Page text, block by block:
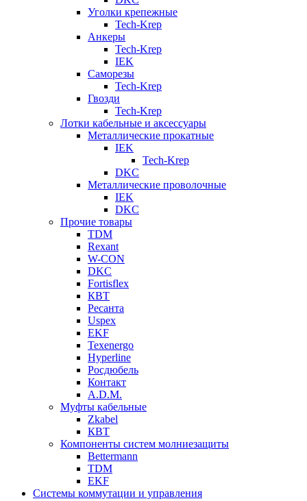
Уголки крепежные
Tech-Krep
Анкеры
Tech-Krep
IEK
Саморезы
Tech-Krep
Гвозди
Tech-Krep
Лотки кабельные и аксессуары
Металлические прокатные
IEK
Tech-Krep
DKC
Металлические проволочные
IEK
DKC
Прочие товары
TDM
Rexant
W-CON
DKC
Fortisflex
КВТ
Ресанта
Uspex
EKF
Texenergo
Hyperline
Росдюбель
Контакт
A.D.M.
Муфты кабельные
Zkabel
КВТ
Компоненты систем молниезащиты
Bettermann
TDM
EKF
Системы коммутации и управления